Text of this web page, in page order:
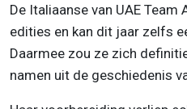
De Italiaanse van UAE Team
edities en kan dit jaar zelfs
Daarmee zou ze zich
namen uit de geschiedenis